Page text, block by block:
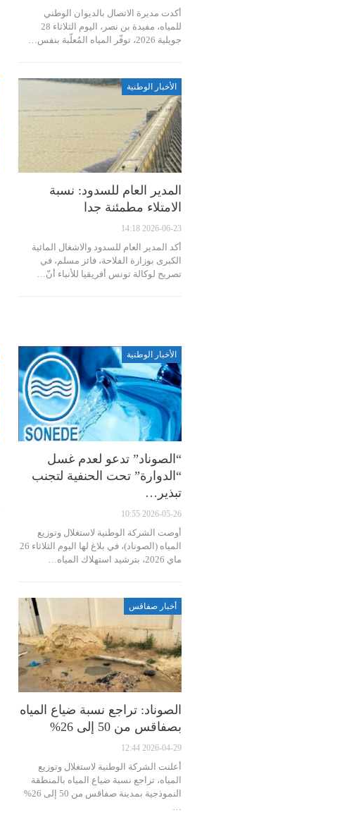
أكدت مديرة الاتصال بالديوان الوطني
للمياه، مفيدة بن نصر، اليوم الثلاثاء 28
جويلية 2026، توفّر المياه المُعلّبة بنفس…
الأخبار الوطنية
المدير العام للسدود: نسبة
الامتلاء مطمئنة جدا
2026-06-23 14:18
أكد المدير العام للسدود والاشغال المائية
الكبرى بوزارة الفلاحة، فائز مسلم، في
تصريح لوكالة تونس أفريقيا للأنباء أنّ…
الأخبار الوطنية
“الصوناد” تدعو لعدم غسل
“الدوارة” تحت الحنفية لتجنب
تبذير…
2026-05-26 10:55
أوصت الشركة الوطنية لاستغلال وتوزيع
المياه (الصوناد)، في بلاغ لها اليوم الثلاثاء 26
ماي 2026، بترشيد استهلاك المياه…
أخبار صفاقس
الصوناد: تراجع نسبة ضياع المياه
بصفاقس من 50 إلى 26%
2026-04-29 12:44
أعلنت الشركة الوطنية لاستغلال وتوزيع
المياه، تراجع نسبة ضياع المياه بالمنطقة
النموذجية بمدينة صفاقس من 50 إلى 26%
…